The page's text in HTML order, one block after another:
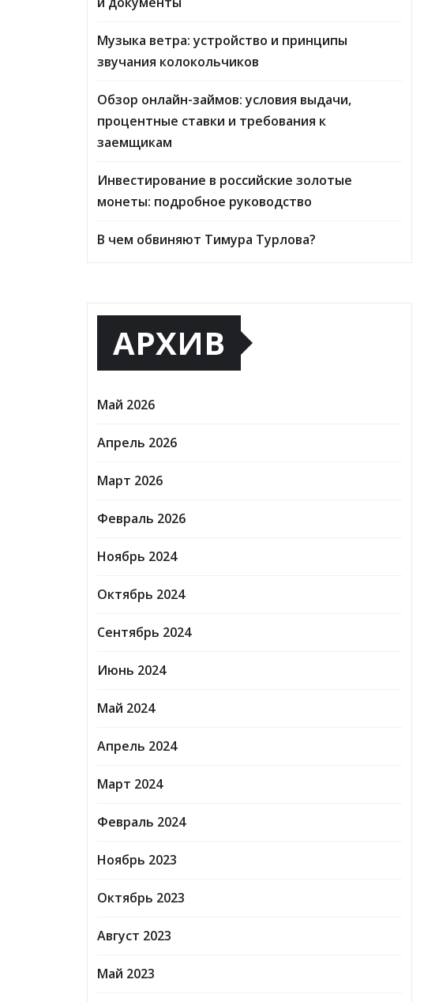
Музыка ветра: устройство и принципы
звучания колокольчиков
Обзор онлайн-займов: условия выдачи,
процентные ставки и требования к
заемщикам
Инвестирование в российские золотые
монеты: подробное руководство
В чем обвиняют Тимура Турлова?
АРХИВ
Май 2026
Апрель 2026
Март 2026
Февраль 2026
Ноябрь 2024
Октябрь 2024
Сентябрь 2024
Июнь 2024
Май 2024
Апрель 2024
Март 2024
Февраль 2024
Ноябрь 2023
Октябрь 2023
Август 2023
Май 2023